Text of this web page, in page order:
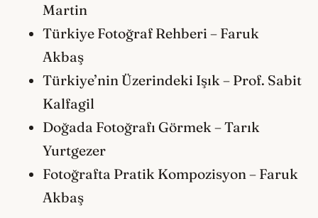
Martin
Türkiye Fotoğraf Rehberi – Faruk
Akbaş
Türkiye’nin Üzerindeki Işık – Prof. Sabit
Kalfagil
Doğada Fotoğrafı Görmek – Tarık
Yurtgezer
Fotoğrafta Pratik Kompozisyon – Faruk
Akbaş